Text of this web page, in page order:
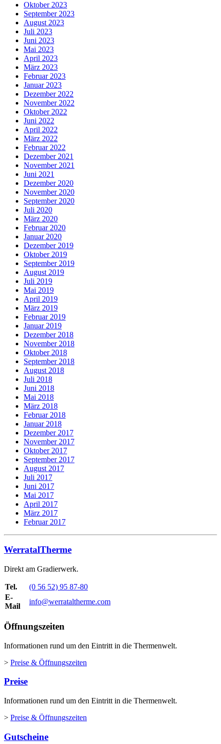
Oktober 2023
September 2023
August 2023
Juli 2023
Juni 2023
Mai 2023
April 2023
März 2023
Februar 2023
Januar 2023
Dezember 2022
November 2022
Oktober 2022
Juni 2022
April 2022
März 2022
Februar 2022
Dezember 2021
November 2021
Juni 2021
Dezember 2020
November 2020
September 2020
Juli 2020
März 2020
Februar 2020
Januar 2020
Dezember 2019
Oktober 2019
September 2019
August 2019
Juli 2019
Mai 2019
April 2019
März 2019
Februar 2019
Januar 2019
Dezember 2018
November 2018
Oktober 2018
September 2018
August 2018
Juli 2018
Juni 2018
Mai 2018
März 2018
Februar 2018
Januar 2018
Dezember 2017
November 2017
Oktober 2017
September 2017
August 2017
Juli 2017
Juni 2017
Mai 2017
April 2017
März 2017
Februar 2017
WerratalTherme
Direkt am Gradierwerk.
Tel.
(0 56 52) 95 87-80
E-
Mail
info@werrataltherme.com
Öffnungszeiten
Informationen rund um den Eintritt in die Thermenwelt.
> Preise & Öffnungszeiten
Preise
Informationen rund um den Eintritt in die Thermenwelt.
> Preise & Öffnungszeiten
Gutscheine